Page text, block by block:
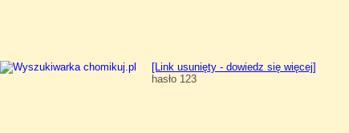
[Link usunięty - dowiedz się więcej]
hasło 123